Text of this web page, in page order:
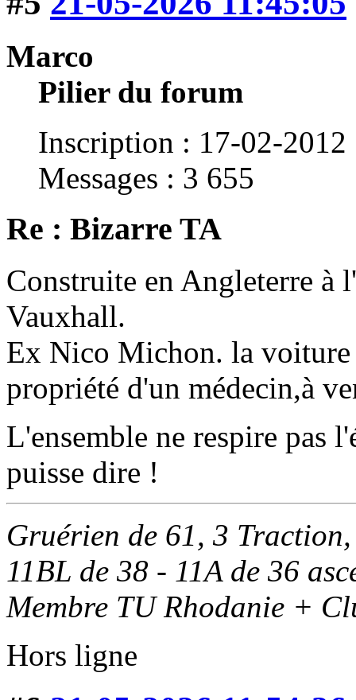
Marco
Pilier du forum
Inscription : 17-02-2012
Messages : 3 655
Re : Bizarre TA
Construite en Angleterre à
Vauxhall.
Ex Nico Michon. la voiture
propriété d'un médecin,à
L'ensemble ne respire pas
puisse dire !
Gruérien de 61, 3
11BL de 38 - 11A de 36
Membre TU Rhodanie +
Hors ligne